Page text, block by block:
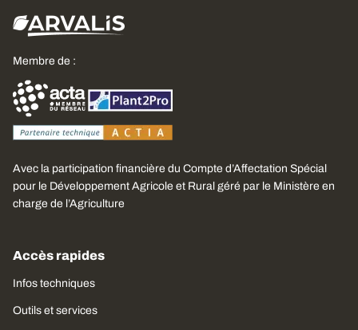
Membre de :
Avec la participation financière du Compte d’Affectation Spécial
pour le Développement Agricole et Rural géré par le Ministère en
charge de l’Agriculture
Accès rapides
Infos techniques
Outils et services